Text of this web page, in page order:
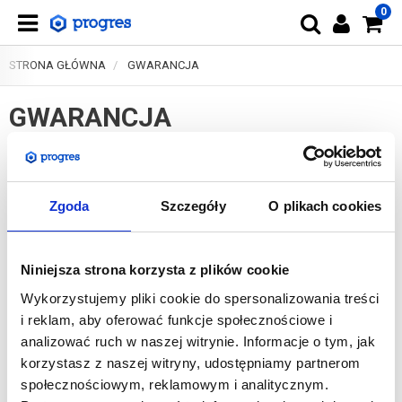
Zgoda Szczegóły O plikach cookies
Niniejsza strona korzysta z plików cookie
Wykorzystujemy pliki cookie do spersonalizowania treści
i reklam, aby oferować funkcje społecznościowe i
analizować ruch w naszej witrynie. Informacje o tym, jak
korzystasz z naszej witryny, udostępniamy partnerom
społecznościowym, reklamowym i analitycznym.
0
STRONA GŁÓWNA GWARANCJA
GWARANCJA
Wszystkie produkty oferowane w naszym sklepie są objęte
gwarancją producenta. Gwarancja na poszczególne produkty różni
się czasem trwania. Na produkty ekonomiczne oraz standardowe
Nieustannie ulepszamy i modyfikujemy naszą ofertę, więc wiele
informacji oraz opisów jest na bieżąco aktualizowane, w związku z
tym zastrzegamy sobie możliwość zmian danych dotyczących
produktów bez wcześniejszego powiadamiania. Wszystkie podane
wymiary dotyczące wagi, wysokości, szerokości i głębokości podane
są w przybliżeniu. W razie jakichkolwiek niejasności podczas